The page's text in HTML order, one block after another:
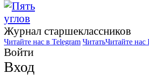
Журнал старшекласcников
Читайте нас в Telegram ЧитатьЧитайте нас
Войти
Вход